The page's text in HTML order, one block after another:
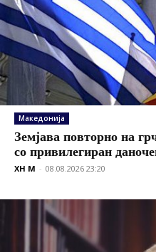
Македонија
Земјава повторно на
со привилегиран
XH M - 08.08.2026 23:20